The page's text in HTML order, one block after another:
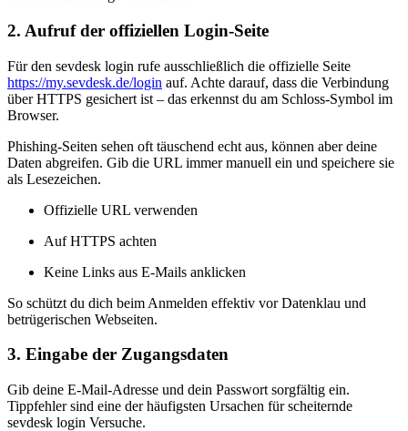
2. Aufruf der offiziellen Login-Seite
Für den sevdesk login rufe ausschließlich die offizielle Seite
https://my.sevdesk.de/login auf. Achte darauf, dass die Verbindung
über HTTPS gesichert ist – das erkennst du am Schloss-Symbol im
Browser.
Phishing-Seiten sehen oft täuschend echt aus, können aber deine
Daten abgreifen. Gib die URL immer manuell ein und speichere sie
als Lesezeichen.
Offizielle URL verwenden
Auf HTTPS achten
Keine Links aus E-Mails anklicken
So schützt du dich beim Anmelden effektiv vor Datenklau und
betrügerischen Webseiten.
3. Eingabe der Zugangsdaten
Gib deine E-Mail-Adresse und dein Passwort sorgfältig ein.
Tippfehler sind eine der häufigsten Ursachen für scheiternde
sevdesk login Versuche.